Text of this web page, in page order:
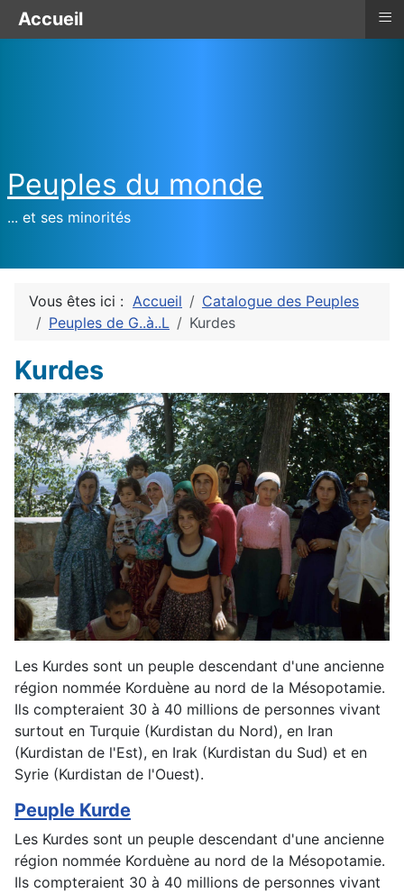
Peuples du monde
... et ses minorités
Vous êtes ici : Accueil
Catalogue des Peuples
Peuples de G..à..L
Kurdes
Kurdes
Les Kurdes sont un peuple descendant d'une ancienne
région nommée Korduène au nord de la Mésopotamie.
Ils compteraient 30 à 40 millions de personnes vivant
surtout en Turquie (Kurdistan du Nord), en Iran
(Kurdistan de l'Est), en Irak (Kurdistan du Sud) et en
Syrie (Kurdistan de l'Ouest).
Peuple Kurde
Les Kurdes sont un peuple descendant d'une ancienne
région nommée Korduène au nord de la Mésopotamie.
Ils compteraient 30 à 40 millions de personnes vivant
Accueil ≡